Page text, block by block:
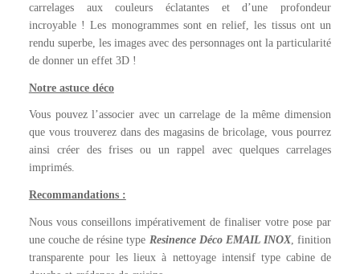
carrelages aux couleurs éclatantes et d’une profondeur
incroyable ! Les monogrammes sont en relief, les tissus ont un
rendu superbe, les images avec des personnages ont la particularité
de donner un effet 3D !
Notre astuce déco
Vous pouvez l’associer avec un carrelage de la même dimension
que vous trouverez dans des magasins de bricolage, vous pourrez
ainsi créer des frises ou un rappel avec quelques carrelages
imprimés.
Recommandations :
Nous vous conseillons impérativement de finaliser votre pose par
une couche de résine type Resinence Déco EMAIL INOX, finition
transparente pour les lieux à nettoyage intensif type cabine de